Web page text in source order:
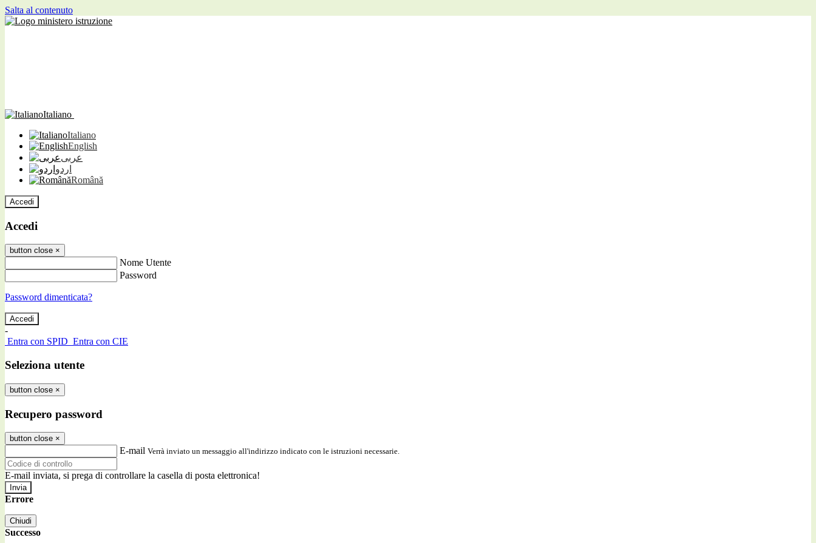
Salta al contenuto
Italiano
Italiano
English
عربى
اردو
Română
Accedi
Accedi
button close ×
Nome Utente
Password
Password dimenticata?
-
Entra con SPID Entra con CIE
Seleziona utente
button close ×
Recupero password
button close ×
E-mail Verrà inviato un messaggio all'indirizzo indicato con le istruzioni necessarie.
E-mail inviata, si prega di controllare la casella di posta elettronica!
Errore
Chiudi
Successo